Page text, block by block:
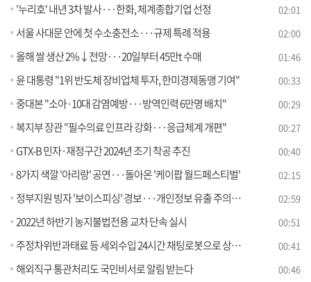
'누리호' 내년 3차 발사···한화, 체계종합기업 선정 02:01
서울 사대문 안에 첫 수소충전소···규제 특례 적용 02:00
올해 쌀 생산 2%↓전망···20일부터 45만t 수매 01:46
윤 대통령 "1위 반도체 장비업체 투자, 한미경제동맹 기여" 00:33
중대본 "소아·10대 감염예방···방역인력 6만명 배치" 00:29
복지부 장관 "필수의료 인프라 강화···응급체계 개편" 00:27
GTX-B 민자·재정구간 2024년 조기 착공 추진 00:40
8가지 색깔 '아리랑' 공연···돌아온 '케이팝 월드페스티벌' 02:15
정부지원 빙자 '보이스피싱' 경보···개인정보 유출 주의 [정책현장+] 02:59
2022년 하반기 농지불법전용 교차 단속 실시 00:51
주정차위반과태료 등 세외수입 24시간 채팅로봇으로 상담하세요 00:41
해외직구 통관처리도 국민비서로 알림 받는다 00:46